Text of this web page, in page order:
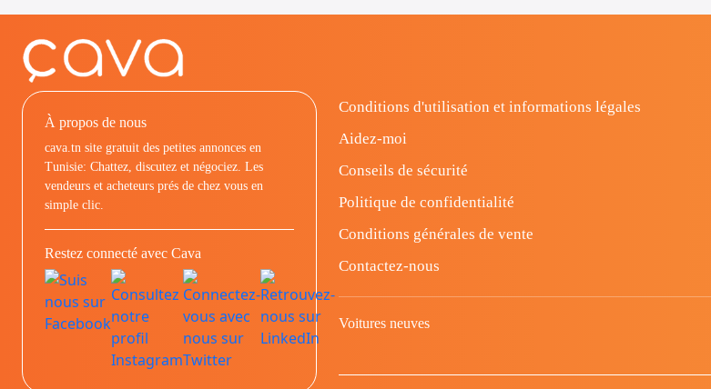
À propos de nous
cava.tn site gratuit des petites annonces en
Tunisie: Chattez, discutez et négociez. Les
vendeurs et acheteurs prés de chez vous en
simple clic.
Restez connecté avec Cava
Conditions d'utilisation et informations légales
Aidez-moi
Conseils de sécurité
Politique de confidentialité
Conditions générales de vente
Contactez-nous
Voitures neuves